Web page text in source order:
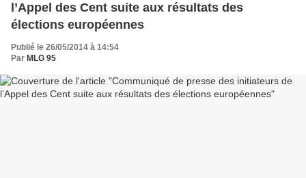
l’Appel des Cent suite aux résultats des
élections européennes
Publié le 26/05/2014 à 14:54
Par MLG 95